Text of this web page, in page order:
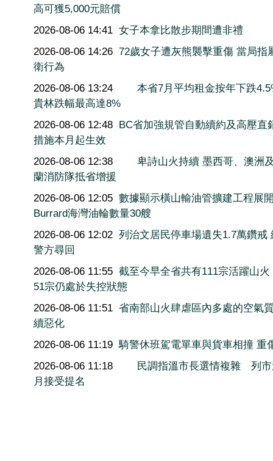
高可獲5,000元賠償
2026-08-06 14:41 女子本拿比散步期間遭非禮
2026-08-06 14:26 72歲女子遭灰熊襲擊重傷 當局指
衛行為
2026-08-06 13:24
本省7月平均租金按年下跌
貴林跌幅最高達8%
2026-08-06 12:48 BC省加強規管自動續約及高壓直
措施本月起生效
2026-08-06 12:38
卑詩山火持續 墨西哥、澳洲
蘭消防隊抵省增援
2026-08-06 12:05 數據顯示橫山輸油管擴建工程展
Burrard海灣油輪數量30艘
2026-08-06 12:02 列治文居民停車場遺失1.7萬鑽戒
警方尋回
2026-08-06 11:55 截至今早全省共有111宗活躍山火
51宗仍處於失控狀態
2026-08-06 11:51 省南部山火肆虐區內多處的空氣
續惡化
2026-08-06 11:19 騎警休班駕電單車與貨車相撞 重
2026-08-06 11:18
民調指溫市長選情複雜 列
月接受提名